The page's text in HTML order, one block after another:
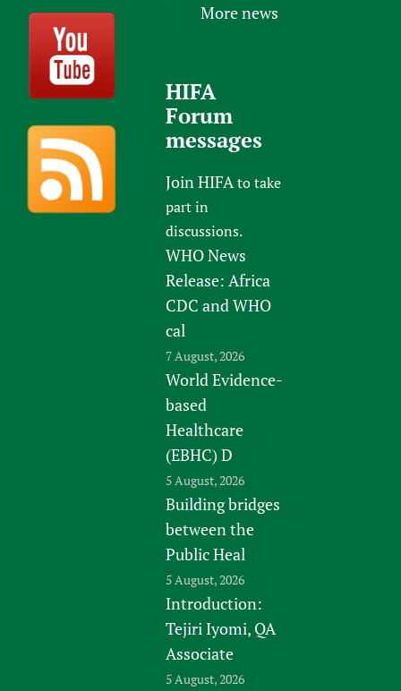
More news
HIFA
Forum
messages
Join HIFAto take
part in
discussions.
WHO News
Release: Africa
CDC and WHO
cal
7 August, 2026
World Evidence-
based
Healthcare
(EBHC) D
5 August, 2026
Building bridges
between the
Public Heal
5 August, 2026
Introduction:
Tejiri Iyomi, QA
Associate
5 August, 2026